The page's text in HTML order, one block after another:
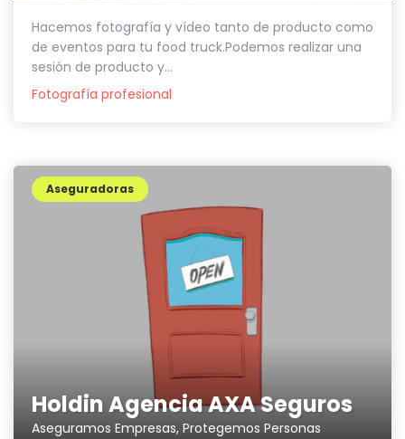
Hacemos fotografía y vídeo tanto de producto como
de eventos para tu food truck.Podemos realizar una
sesión de producto y...
Fotografía profesional
Holdin Agencia AXA Seguros
Aseguramos Empresas, Protegemos Personas
Aseguradoras